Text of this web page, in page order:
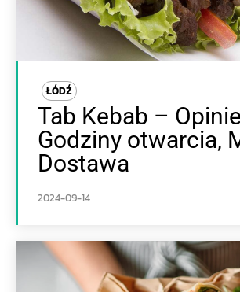
ŁÓDŹ
Tab Kebab –
Godziny otwarcia,
Dostawa
2024-09-14